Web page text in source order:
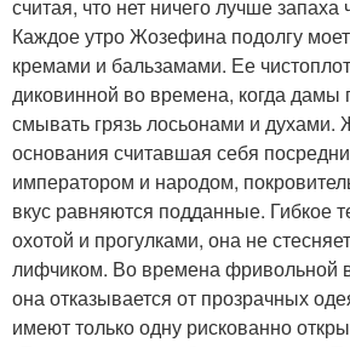
считая, что нет ничего лучше запаха
Каждое утро Жозефина подолгу
кремами и бальзамами. Ее
диковинной во времена, когда дамы
смывать грязь лосьонами и
основания считавшая себя
императором и народом,
вкус равняются подданные. Гибкое
охотой и прогулками, она не
лифчиком. Во времена фривольной
она отказывается от прозрачных
имеют только одну рискованно